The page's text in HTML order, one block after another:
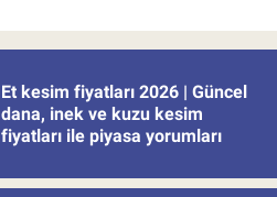
Et kesim fiyatları 2026 | Güncel
dana, inek ve kuzu kesim
fiyatları ile piyasa yorumları